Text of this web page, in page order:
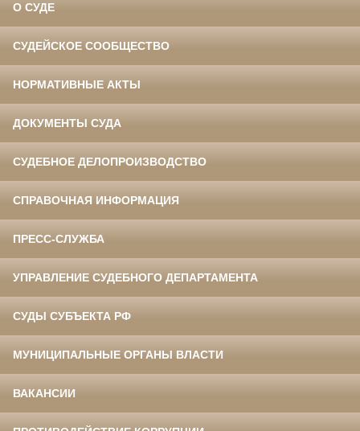
О СУДЕ
СУДЕЙСКОЕ СООБЩЕСТВО
НОРМАТИВНЫЕ АКТЫ
ДОКУМЕНТЫ СУДА
СУДЕБНОЕ ДЕЛОПРОИЗВОДСТВО
СПРАВОЧНАЯ ИНФОРМАЦИЯ
ПРЕСС-СЛУЖБА
УПРАВЛЕНИЕ СУДЕБНОГО ДЕПАРТАМЕНТА
СУДЫ СУБЪЕКТА РФ
МУНИЦИПАЛЬНЫЕ ОРГАНЫ ВЛАСТИ
ВАКАНСИИ